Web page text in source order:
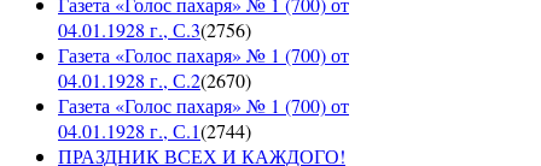
04.01.1928 г., С.3(2756)
Газета «Голос пахаря» № 1 (700) от
04.01.1928 г., С.2(2670)
Газета «Голос пахаря» № 1 (700) от
04.01.1928 г., С.1(2744)
ПРАЗДНИК ВСЕХ И КАЖДОГО!